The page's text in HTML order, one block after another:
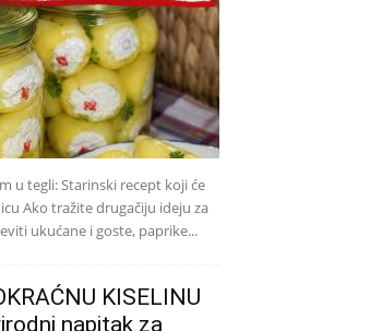
u tegli: Starinski recept koji će
Ako tražite drugačiju ideju za
ukućane i goste, paprike...
KISELINU
napitak za